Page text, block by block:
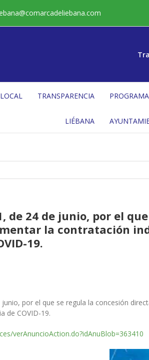
TRANSPARENCIA
LIÉBANA
de 24 de junio, por el
la contratación
19.
por el que se regula la concesión
de COVID-19.
verAnuncioAction.do?idAnuBlob=363410